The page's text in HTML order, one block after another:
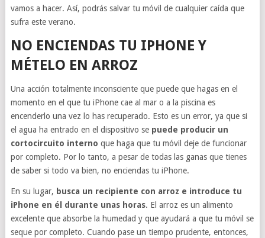
vamos a hacer. Así, podrás salvar tu móvil de cualquier caída que
sufra este verano.
NO ENCIENDAS TU IPHONE Y
MÉTELO EN ARROZ
Una acción totalmente inconsciente que puede que hagas en el
momento en el que tu iPhone cae al mar o a la piscina es
encenderlo una vez lo has recuperado. Esto es un error, ya que si
el agua ha entrado en el dispositivo se puede producir un
cortocircuito interno que haga que tu móvil deje de funcionar
por completo. Por lo tanto, a pesar de todas las ganas que tienes
de saber si todo va bien, no enciendas tu iPhone.
En su lugar, busca un recipiente con arroz e introduce tu
iPhone en él durante unas horas. El arroz es un alimento
excelente que absorbe la humedad y que ayudará a que tu móvil se
seque por completo. Cuando pase un tiempo prudente, entonces,